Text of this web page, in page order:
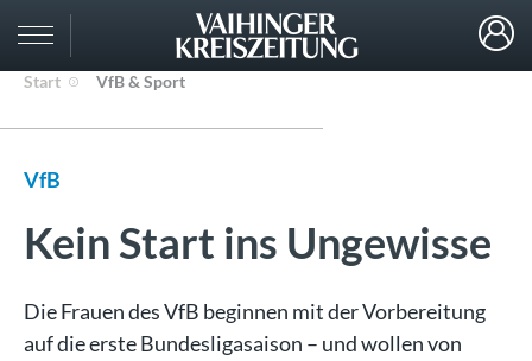
Start VfB & Sport
VfB
Kein Start ins Ungewisse
Die Frauen des VfB beginnen mit der Vorbereitung
auf die erste Bundesligasaison – und wollen von